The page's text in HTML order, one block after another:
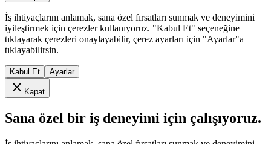
İş ihtiyaçlarını anlamak, sana özel fırsatları sunmak ve deneyimini
iyileştirmek için çerezler kullanıyoruz. "Kabul Et" seçeneğine
tıklayarak çerezleri onaylayabilir, çerez ayarları için "Ayarlar"a
tıklayabilirsin.
Kabul Et Ayarlar
Kapat
Sana özel bir iş deneyimi için çalışıyoruz.